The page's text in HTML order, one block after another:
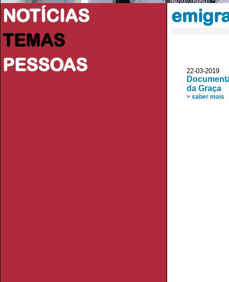
NOTÍCIAS
TEMAS
PESSOAS
22-03-2019
da Graça
> saber mais